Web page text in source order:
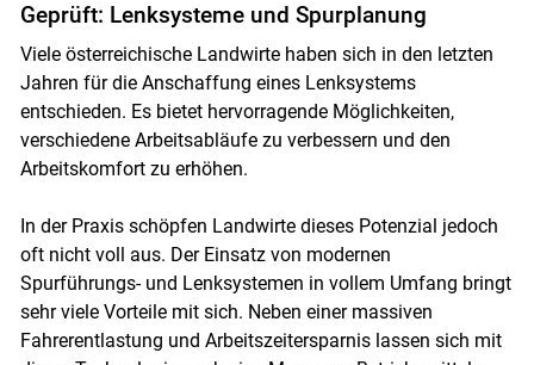
Geprüft: Lenksysteme und Spurplanung
Viele österreichische Landwirte haben sich in den letzten
Jahren für die Anschaffung eines Lenksystems
entschieden. Es bietet hervorragende Möglichkeiten,
verschiedene Arbeitsabläufe zu verbessern und den
Arbeitskomfort zu erhöhen.
In der Praxis schöpfen Landwirte dieses Potenzial jedoch
oft nicht voll aus. Der Einsatz von modernen
Spurführungs- und Lenksystemen in vollem Umfang bringt
sehr viele Vorteile mit sich. Neben einer massiven
Fahrerentlastung und Arbeitszeitersparnis lassen sich mit